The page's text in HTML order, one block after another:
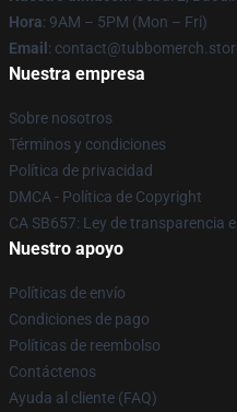
Hora: 9AM – 5PM (Mon – Fri)
Email :
Nuestra empresa
Sobre nosotros
Términos y condiciones
Política de privacidad
DMCA - Política de Copyright
CA SB657: Ley de transparencia
Nuestro apoyo
Políticas de envío
Condiciones de pago
Políticas de reembolso
Contáctenos
Ayuda al cliente (FAQ)